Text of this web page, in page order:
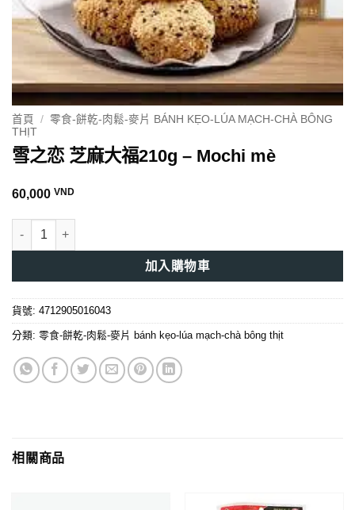
首頁 / 零食-餅乾-肉鬆-麥片 BÁNH KẸO-LÚA MẠCH-CHÀ BÔNG
THỊT
雪之恋 芝麻大福210g – Mochi mè
60,000 VND
雪之恋 芝麻大福210g - Mochi mè 數量
加入購物車
貨號: 4712905016043
分類: 零食-餅乾-肉鬆-麥片 bánh kẹo-lúa mạch-chà bông thịt
相關商品